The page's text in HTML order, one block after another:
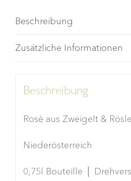
Beschreibung
Zusätzliche Informationen
Beschreibung
Rosè aus Zweigelt &
Niederösterreich
0,75l Bouteille │